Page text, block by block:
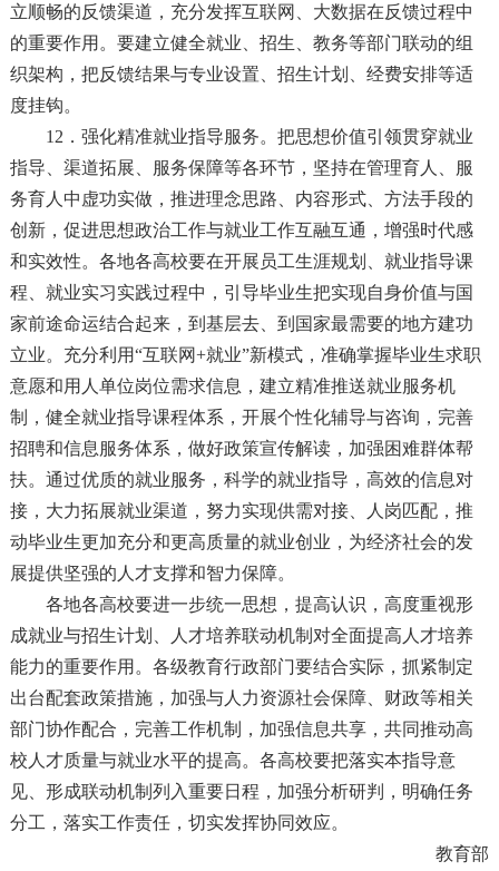
立顺畅的反馈渠道，充分发挥互联网、大数据在反馈过程中
的重要作用。要建立健全就业、招生、教务等部门联动的组
织架构，把反馈结果与专业设置、招生计划、经费安排等适
度挂钩。
12．强化精准就业指导服务。把思想价值引领贯穿就业
指导、渠道拓展、服务保障等各环节，坚持在管理育人、服
务育人中虚功实做，推进理念思路、内容形式、方法手段的
创新，促进思想政治工作与就业工作互融互通，增强时代感
和实效性。各地各高校要在开展员工生涯规划、就业指导课
程、就业实习实践过程中，引导毕业生把实现自身价值与国
家前途命运结合起来，到基层去、到国家最需要的地方建功
立业。充分利用“互联网+就业”新模式，准确掌握毕业生求职
意愿和用人单位岗位需求信息，建立精准推送就业服务机
制，健全就业指导课程体系，开展个性化辅导与咨询，完善
招聘和信息服务体系，做好政策宣传解读，加强困难群体帮
扶。通过优质的就业服务，科学的就业指导，高效的信息对
接，大力拓展就业渠道，努力实现供需对接、人岗匹配，推
动毕业生更加充分和更高质量的就业创业，为经济社会的发
展提供坚强的人才支撑和智力保障。
各地各高校要进一步统一思想，提高认识，高度重视形
成就业与招生计划、人才培养联动机制对全面提高人才培养
能力的重要作用。各级教育行政部门要结合实际，抓紧制定
出台配套政策措施，加强与人力资源社会保障、财政等相关
部门协作配合，完善工作机制，加强信息共享，共同推动高
校人才质量与就业水平的提高。各高校要把落实本指导意
见、形成联动机制列入重要日程，加强分析研判，明确任务
分工，落实工作责任，切实发挥协同效应。
教育部